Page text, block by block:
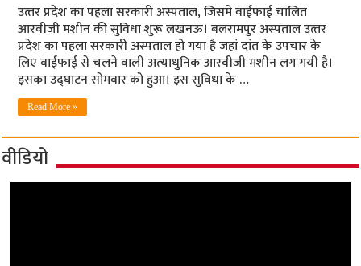
उत्‍तर प्रदेश का पहला सरकारी अस्‍पताल, जिसमें वाईफाई चालित
आरवीजी मशीन की सुविधा शुरू लखनऊ। बलरामपुर अस्‍पताल उत्‍तर
प्रदेश का पहला सरकारी अस्‍पताल हो गया है जहां दांत के उपचार के
लिए वाईफाई से चलने वाली अत्‍याधुनिक आरवीजी मशीन लग गयी है।
इसका उद्घाटन सोमवार को हुआ। इस सुविधा के …
Read More »
वीडियो